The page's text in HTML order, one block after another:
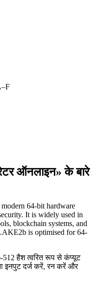
ऑनलाइन» के बारे
64-bit hardware
It is widely used in
blockchain systems, and
is optimised for 64-
512 हैश त्वरित रूप से कंप्यूट
इनपुट दर्ज करें, रन करें और